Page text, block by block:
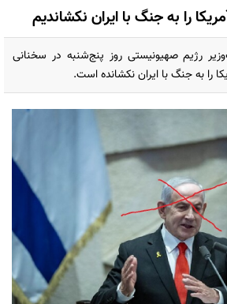
را به جنگ با ایران نکشاندیم
رژیم صهیونیستی روز پنج‌شنبه در سخنانی
را به جنگ با ایران نکشانده است.